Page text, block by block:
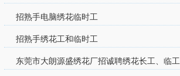
招熟手电脑绣花临时工
招熟手绣花工和临时工
东莞市大朗源盛绣花厂招诚聘绣花长工、临工